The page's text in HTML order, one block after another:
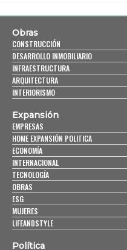
Obras
CONSTRUCCIÓN
DESARROLLO INMOBILIARIO
INFRAESTRUCTURA
ARQUITECTURA
INTERIORISMO
Expansión
EMPRESAS
HOME EXPANSIÓN POLITICA
ECONOMÍA
INTERNACIONAL
TECNOLOGÍA
OBRAS
ESG
MUJERES
LIFEANDSTYLE
Política